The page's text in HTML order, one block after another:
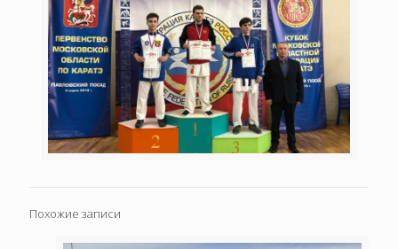
Похожие записи